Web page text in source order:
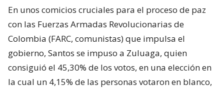
En unos comicios cruciales para el proceso de paz
con las Fuerzas Armadas Revolucionarias de
Colombia (FARC, comunistas) que impulsa el
gobierno, Santos se impuso a Zuluaga, quien
consiguió el 45,30% de los votos, en una elección en
la cual un 4,15% de las personas votaron en blanco,